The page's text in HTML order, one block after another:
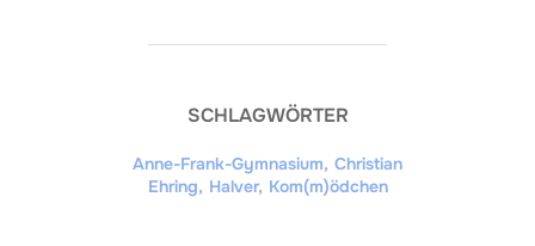
SCHLAGWÖRTER
Anne-Frank-Gymnasium, Christian
Ehring, Halver, Kom(m)ödchen